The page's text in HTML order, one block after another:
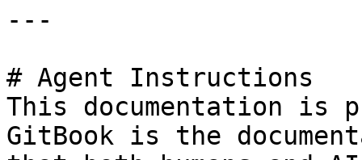
---
# Agent Instructions
This documentation is
GitBook is the